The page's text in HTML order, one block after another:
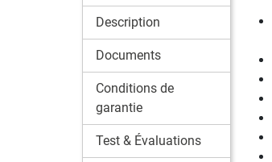
Description
Documents
Conditions de
garantie
Test & Évaluations